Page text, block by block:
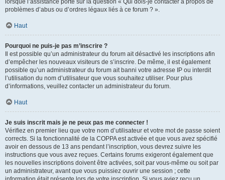
lorsque l’assistance porte sur la question « Qui dois-je contacter à propos de
problèmes d’abus ou d’ordres légaux liés à ce forum ? ».
Haut
Pourquoi ne puis-je pas m’inscrire ?
Il est possible qu’un administrateur du forum ait désactivé les inscriptions afin
d’empêcher les nouveaux visiteurs de s’inscrire. De même, il est également
possible qu’un administrateur du forum ait banni votre adresse IP ou interdit
l’utilisation du nom d’utilisateur que vous souhaitez utiliser. Pour plus
d’informations, veuillez contacter un administrateur du forum.
Haut
Je suis inscrit mais je ne peux pas me connecter !
Vérifiez en premier lieu que votre nom d’utilisateur et votre mot de passe soient
corrects. Si la fonctionnalité de la COPPA est activée et que vous avez spécifié
avoir en dessous de 13 ans pendant l’inscription, vous devrez suivre les
instructions que vous avez reçues. Certains forums exigeront également que
les nouvelles inscriptions doivent être activées, soit par vous-même ou soit par
un administrateur, avant que vous puissiez ouvrir une session ; cette